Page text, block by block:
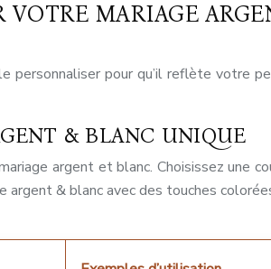
MARIAGE
pour qu’il reflète votre
& BLANC UNIQUE
argent et blanc. Choisissez une
& blanc avec des touches